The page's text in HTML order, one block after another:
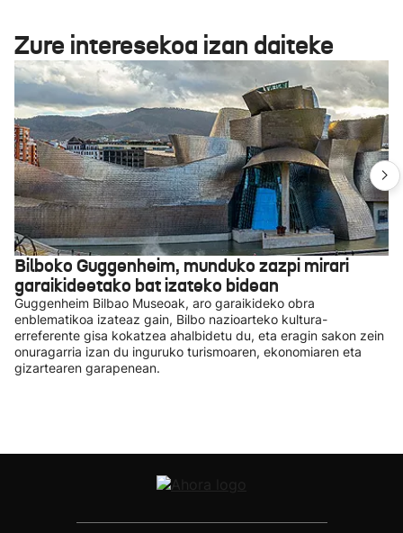
Zure interesekoa izan daiteke
Bilboko Guggenheim, munduko zazpi mirari
garaikideetako bat izateko bidean
Guggenheim Bilbao Museoak, aro garaikideko obra
enblematikoa izateaz gain, Bilbo nazioarteko kultura-
erreferente gisa kokatzea ahalbidetu du, eta eragin sakon zein
onuragarria izan du inguruko turismoaren, ekonomiaren eta
gizartearen garapenean.